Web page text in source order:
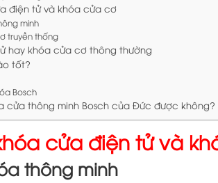
điện tử và khóa cửa cơ
minh
truyền thống
hay khóa cửa cơ thông thường
tốt?
Bosch
cửa thông minh Bosch của Đức được không?
cửa điện tử và
thông minh